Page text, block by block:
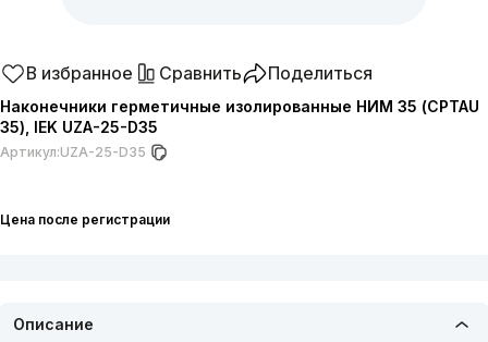
В избранное Сравнить Поделиться
Наконечники герметичные изолированные НИМ 35 (CPTAU
35), IEK UZA-25-D35
Артикул:UZA-25-D35
Цена после регистрации
Описание